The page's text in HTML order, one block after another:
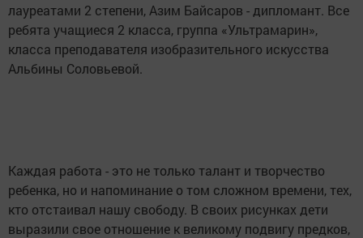
лауреатами 2 степени, Азим Байсаров - дипломант. Все
ребята учащиеся 2 класса, группа «Ультрамарин»,
класса преподавателя изобразительного искусства
Альбины Соловьевой.
Каждая работа - это не только талант и творчество
ребенка, но и напоминание о том сложном времени, тех,
кто отстаивал нашу свободу. В своих рисунках дети
выразили свое отношение к великому подвигу предков,